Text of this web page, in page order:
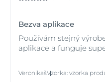
Bezva aplikace
Používám stejný
aplikace a funguje
VeronikašVzorka: vzorka